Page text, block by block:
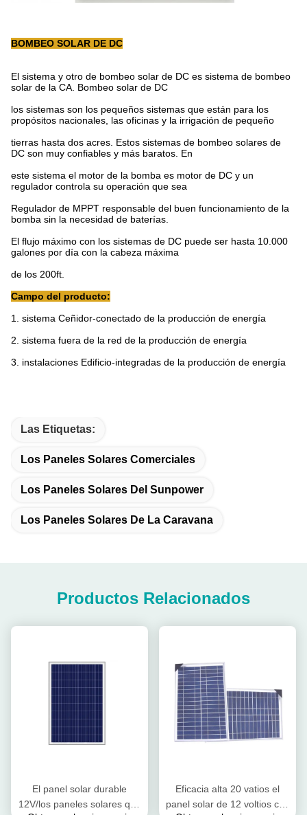
BOMBEO SOLAR DE DC
El sistema y otro de bombeo solar de DC es sistema de bombeo
solar de la CA. Bombeo solar de DC
los sistemas son los pequeños sistemas que están para los
propósitos nacionales, las oficinas y la irrigación de pequeño
tierras hasta dos acres. Estos sistemas de bombeo solares de
DC son muy confiables y más baratos. En
este sistema el motor de la bomba es motor de DC y un
regulador controla su operación que sea
Regulador de MPPT responsable del buen funcionamiento de la
bomba sin la necesidad de baterías.
El flujo máximo con los sistemas de DC puede ser hasta 10.000
galones por día con la cabeza máxima
de los 200ft.
Campo del producto:
1. sistema Ceñidor-conectado de la producción de energía
2. sistema fuera de la red de la producción de energía
3. instalaciones Edificio-integradas de la producción de energía
Las Etiquetas:
Los Paneles Solares Comerciales
Los Paneles Solares Del Sunpower
Los Paneles Solares De La Caravana
Productos Relacionados
El panel solar durable
12V/los paneles solares que
Eficacia alta 20 vatios el
panel solar de 12 voltios con